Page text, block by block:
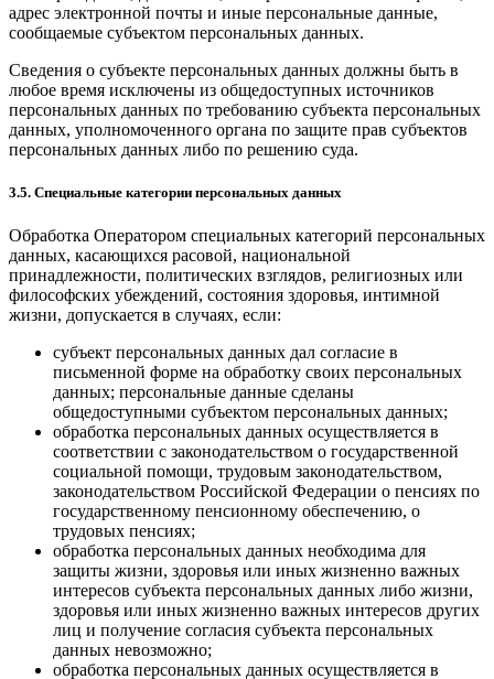
адрес электронной почты и иные персональные данные,
сообщаемые субъектом персональных данных.
Сведения о субъекте персональных данных должны быть в
любое время исключены из общедоступных источников
персональных данных по требованию субъекта персональных
данных, уполномоченного органа по защите прав субъектов
персональных данных либо по решению суда.
3.5. Специальные категории персональных данных
Обработка Оператором специальных категорий персональных
данных, касающихся расовой, национальной
принадлежности, политических взглядов, религиозных или
философских убеждений, состояния здоровья, интимной
жизни, допускается в случаях, если:
субъект персональных данных дал согласие в
письменной форме на обработку своих персональных
данных; персональные данные сделаны
общедоступными субъектом персональных данных;
обработка персональных данных осуществляется в
соответствии с законодательством о государственной
социальной помощи, трудовым законодательством,
законодательством Российской Федерации о пенсиях по
государственному пенсионному обеспечению, о
трудовых пенсиях;
обработка персональных данных необходима для
защиты жизни, здоровья или иных жизненно важных
интересов субъекта персональных данных либо жизни,
здоровья или иных жизненно важных интересов других
лиц и получение согласия субъекта персональных
данных невозможно;
обработка персональных данных осуществляется в